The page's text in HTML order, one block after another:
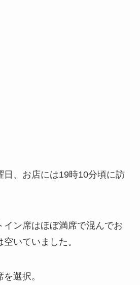
日、お店には19時10分頃に訪
イン席はほぼ満席で混んでお
いていました。
選択。